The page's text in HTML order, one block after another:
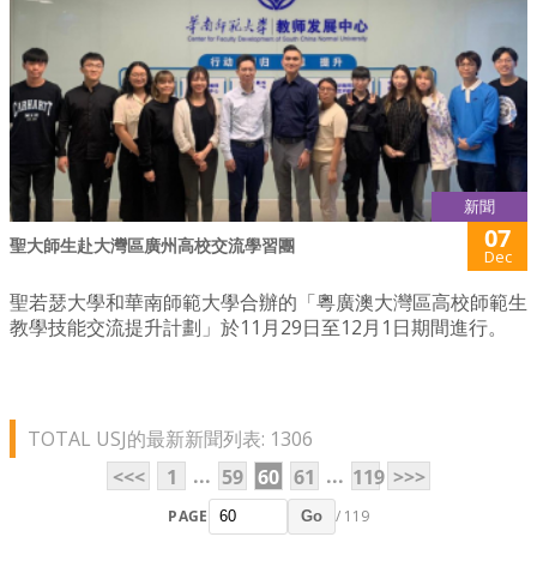
新聞
聖大師生赴大灣區廣州高校交流學習團 07
Dec
聖若瑟大學和華南師範大學合辦的「粵廣澳大灣區高校師範生
教學技能交流提升計劃」於11月29日至12月1日期間進行。
TOTAL USJ的最新新聞列表: 1306
<<<
1 ... 59 60 61 ... 119 >>>
PAGE Go / 119